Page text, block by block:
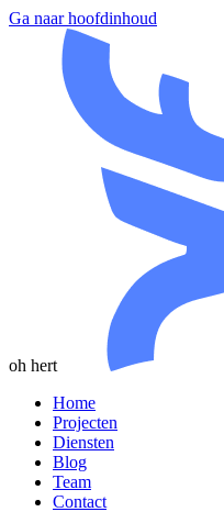
Ga naar hoofdinhoud
oh hert
Home
Projecten
Diensten
Blog
Team
Contact